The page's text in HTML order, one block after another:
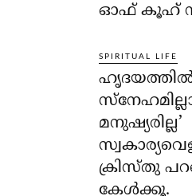
ഓഫ് കൂഹ്
SPIRITUAL LIFE
മനുഷ്യരില്ല’
ക്രിസ്തു
കേള്‍ക്കൂ.